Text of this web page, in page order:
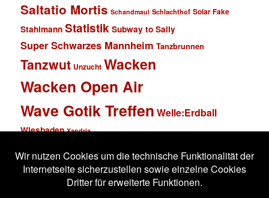
Saltatio Mortis Schandmaul Schlachthof Solar Fake
Stahlmann Statistik Subway to Sally
Super Schwarzes Mannheim Tanzbrunnen
Tanzwut Unzucht Wacken
Wacken Open Air
Wave Gotik Treffen Welle:Erdball
Wiesbaden Xandria
Impressum